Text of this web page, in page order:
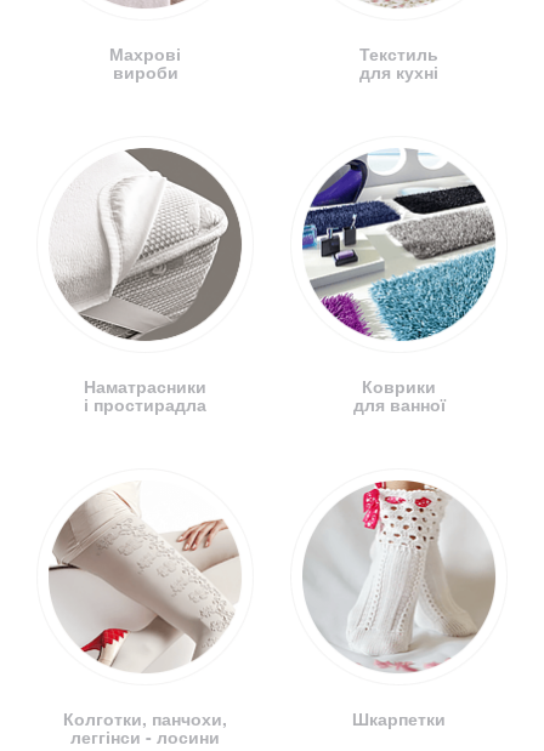
Махрові
вироби
Наматрасники
і простирадла
Колготки, панчохи,
леггінси - лосини
Текстиль
для кухні
Коврики
для ванної
Шкарпетки